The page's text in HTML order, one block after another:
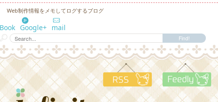
Web制作情報をメモしてログするブログ
Google+ mail
RSS